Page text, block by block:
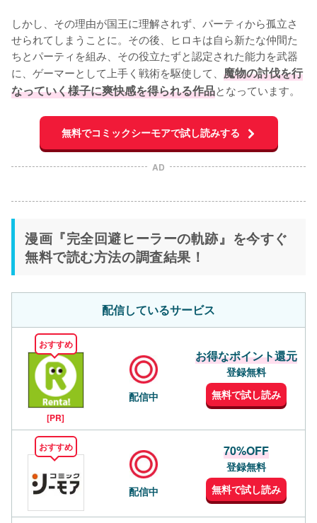
しかし、その理由が国王に理解されず、パーティから孤立さ
せられてしまうことに。その後、ヒロキは自ら新たな仲間た
ちとパーティを組み、その役立たずと認定された能力を武器
に、ゲーマーとして上手く戦術を駆使して、 魔物の討伐を行
なっていく様子に爽快感を得られる作品となっています。
無料でコミックシーモアで試し読みする
AD
漫画『完全回避ヒーラーの軌跡』を今すぐ
無料で読む方法の調査結果！
配信しているサービス
おすすめ
[PR]
配信中
お得なポイント還元
登録無料
無料で試し読み
おすすめ
配信中
70%OFF
登録無料
無料で試し読み